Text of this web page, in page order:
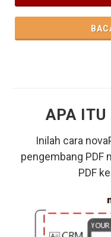
APA ITU
Inilah cara
pengembang PDF
PDF